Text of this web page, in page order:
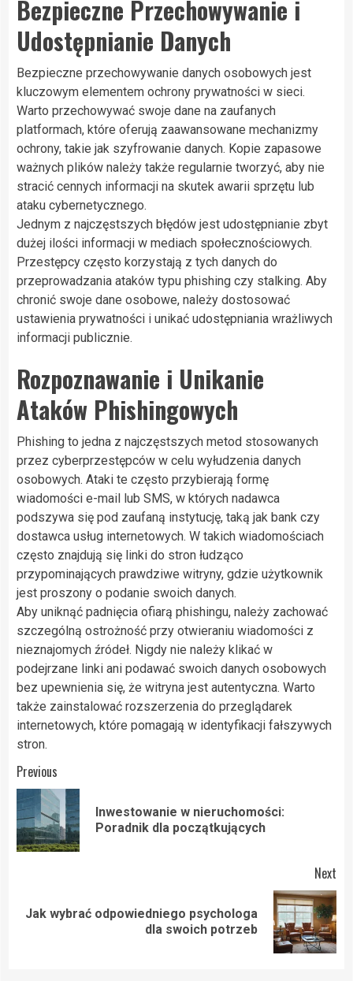
Bezpieczne Przechowywanie i
Udostępnianie Danych
Bezpieczne przechowywanie danych osobowych jest
kluczowym elementem ochrony prywatności w sieci.
Warto przechowywać swoje dane na zaufanych
platformach, które oferują zaawansowane mechanizmy
ochrony, takie jak szyfrowanie danych. Kopie zapasowe
ważnych plików należy także regularnie tworzyć, aby nie
stracić cennych informacji na skutek awarii sprzętu lub
ataku cybernetycznego.
Jednym z najczęstszych błędów jest udostępnianie zbyt
dużej ilości informacji w mediach społecznościowych.
Przestępcy często korzystają z tych danych do
przeprowadzania ataków typu phishing czy stalking. Aby
chronić swoje dane osobowe, należy dostosować
ustawienia prywatności i unikać udostępniania wrażliwych
informacji publicznie.
Rozpoznawanie i Unikanie
Ataków Phishingowych
Phishing to jedna z najczęstszych metod stosowanych
przez cyberprzestępców w celu wyłudzenia danych
osobowych. Ataki te często przybierają formę
wiadomości e-mail lub SMS, w których nadawca
podszywa się pod zaufaną instytucję, taką jak bank czy
dostawca usług internetowych. W takich wiadomościach
często znajdują się linki do stron łudząco
przypominających prawdziwe witryny, gdzie użytkownik
jest proszony o podanie swoich danych.
Aby uniknąć padnięcia ofiarą phishingu, należy zachować
szczególną ostrożność przy otwieraniu wiadomości z
nieznajomych źródeł. Nigdy nie należy klikać w
podejrzane linki ani podawać swoich danych osobowych
bez upewnienia się, że witryna jest autentyczna. Warto
także zainstalować rozszerzenia do przeglądarek
internetowych, które pomagają w identyfikacji fałszywych
stron.
Post
navigation
Previous
Inwestowanie w nieruchomości:
Poradnik dla początkujących
Next
Next
Jak wybrać odpowiedniego psychologa
dla swoich potrzeb